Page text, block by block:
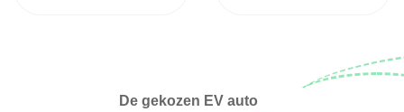
De gekozen EV auto